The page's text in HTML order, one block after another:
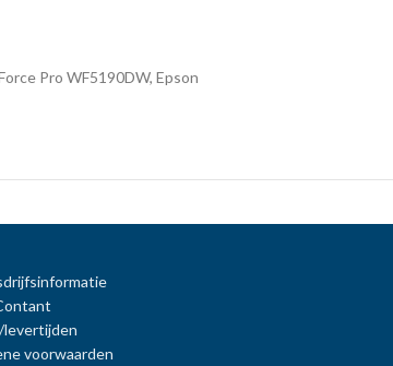
Pro WF5190DW, Epson
levertijden
voorwaarden